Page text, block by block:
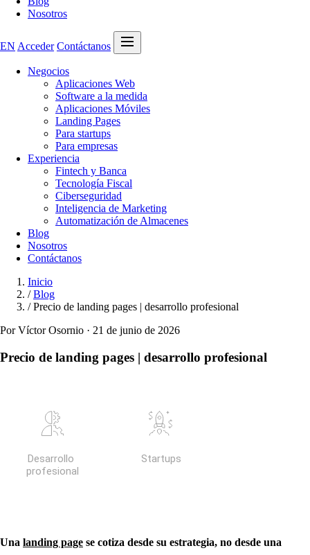
Nosotros
EN Acceder Contáctanos
Abrir menú
Negocios
Aplicaciones Web
Software a la medida
Aplicaciones Móviles
Landing Pages
Para startups
Para empresas
Experiencia
Fintech y Banca
Tecnología Fiscal
Ciberseguridad
Inteligencia de Marketing
Automatización de Almacenes
Blog
Nosotros
Contáctanos
Inicio
/ Blog
/ Precio de landing pages | desarrollo profesional
Por Víctor Osornio · 21 de junio de 2026
Precio de landing pages | desarrollo profesional
Una landing page se cotiza desde su estrategia, no desde una